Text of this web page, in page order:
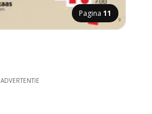
Pagina 11
ADVERTENTIE